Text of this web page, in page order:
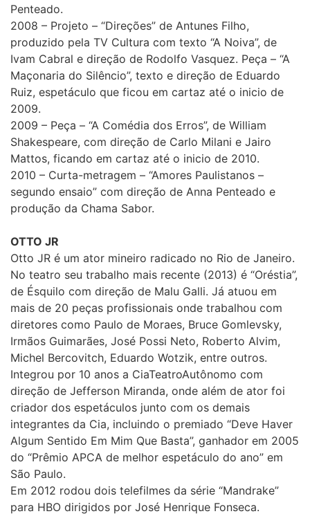
Penteado.
2008 – Projeto – “Direções” de Antunes Filho,
produzido pela TV Cultura com texto “A Noiva”, de
Ivam Cabral e direção de Rodolfo Vasquez. Peça – “A
Maçonaria do Silêncio”, texto e direção de Eduardo
Ruiz, espetáculo que ficou em cartaz até o inicio de
2009.
2009 – Peça – “A Comédia dos Erros”, de William
Shakespeare, com direção de Carlo Milani e Jairo
Mattos, ficando em cartaz até o inicio de 2010.
2010 – Curta-metragem – “Amores Paulistanos –
segundo ensaio” com direção de Anna Penteado e
produção da Chama Sabor.
OTTO JR
Otto JR é um ator mineiro radicado no Rio de Janeiro.
No teatro seu trabalho mais recente (2013) é “Oréstia”,
de Ésquilo com direção de Malu Galli. Já atuou em
mais de 20 peças profissionais onde trabalhou com
diretores como Paulo de Moraes, Bruce Gomlevsky,
Irmãos Guimarães, José Possi Neto, Roberto Alvim,
Michel Bercovitch, Eduardo Wotzik, entre outros.
Integrou por 10 anos a CiaTeatroAutônomo com
direção de Jefferson Miranda, onde além de ator foi
criador dos espetáculos junto com os demais
integrantes da Cia, incluindo o premiado “Deve Haver
Algum Sentido Em Mim Que Basta”, ganhador em 2005
do “Prêmio APCA de melhor espetáculo do ano” em
São Paulo.
Em 2012 rodou dois telefilmes da série “Mandrake”
para HBO dirigidos por José Henrique Fonseca.